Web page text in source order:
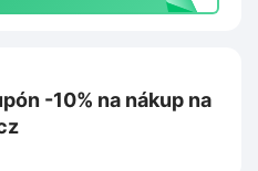
-10% na nákup na